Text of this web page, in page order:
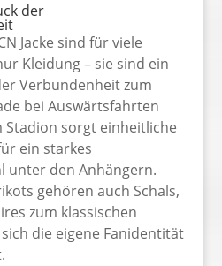
der
Jacke sind für viele
Kleidung – sie sind ein
Verbundenheit zum
bei Auswärtsfahrten
Stadion sorgt einheitliche
ein starkes
unter den Anhängern.
gehören auch Schals,
zum klassischen
die eigene Fanidentität